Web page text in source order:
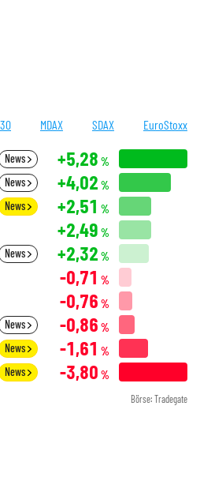
MDAX SDAX EuroStoxx
News +5,28 %
News +4,02 %
News +2,51 %
+2,49 %
News +2,32 %
-0,71 %
-0,76 %
News -0,86 %
News -1,61 %
News -3,80 %
Börse: Tradegate